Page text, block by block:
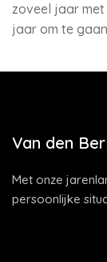
zoveel jaar
jaar om te
Van den
Met onze
persoonlijke